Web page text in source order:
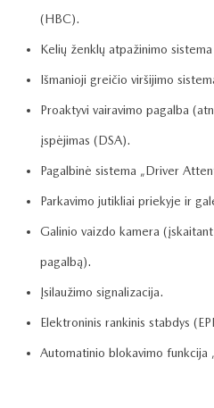
(HBC).
Kelių ženklų atpažinimo sistema
Išmanioji greičio viršijimo
Proaktyvi vairavimo pagalba
įspėjimas (DSA).
Pagalbinė sistema „Driver
Parkavimo jutikliai priekyje ir
Galinio vaizdo kamera
pagalbą).
Įsilaužimo signalizacija.
Elektroninis rankinis stabdys
Automatinio blokavimo funkcija